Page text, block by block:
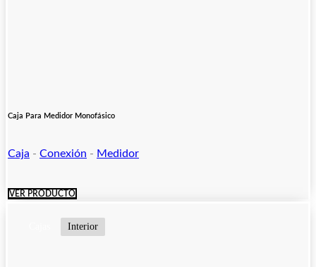
Caja Para Medidor Monofásico
Caja - Conexión - Medidor
VER PRODUCTO
Interior